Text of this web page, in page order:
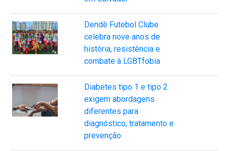
Dendê Futebol Clube
celebra nove anos de
história, resistência e
combate à LGBTfobia
Diabetes tipo 1 e tipo 2
exigem abordagens
diferentes para
diagnóstico, tratamento e
prevenção